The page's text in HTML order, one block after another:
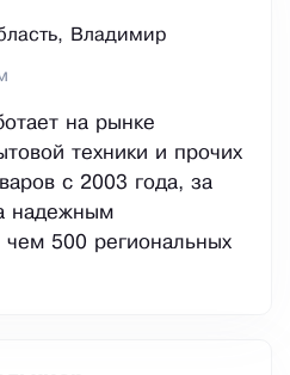
Владимир
на рынке
техники и прочих
с 2003 года, за
надежным
500 региональных